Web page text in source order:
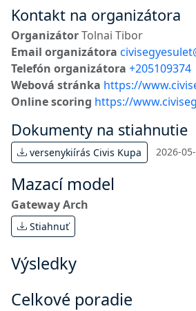
Kontakt na organizátora
OrganizátorTolnai Tibor
Email organizátora
Telefón organizátora +205109374
Webová stránka https://
Online scoring https://
Dokumenty na stiahnutie
versenykiírás Civis Kupa 2026-
Mazací model
Gateway Arch
Stiahnuť
Výsledky
Celkové poradie